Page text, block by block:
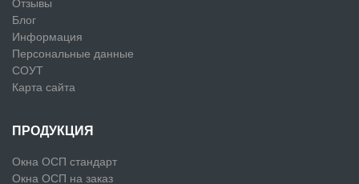
Отзывы
Блог
Информация
Персональные данные
СОУТ
Карта сайта
ПРОДУКЦИЯ
Окна ОСП стандарт
Окна ОСП на заказ